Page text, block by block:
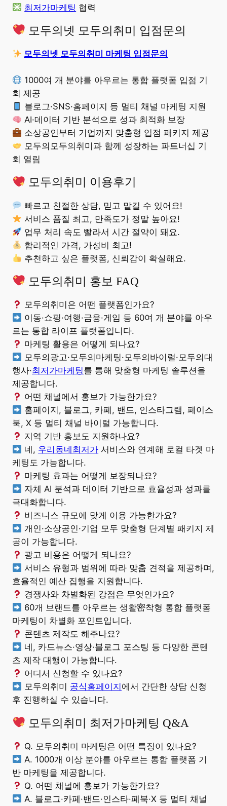
최저가마케팅 협력
모두의넷 모두의취미 입점문의
모두의넷 모두의취미 마케팅 입점문의
1000여 개 분야를 아우르는 통합 플랫폼 입점 기
회 제공
블로그·SNS·홈페이지 등 멀티 채널 마케팅 지원
AI·데이터 기반 분석으로 성과 최적화 보장
소상공인부터 기업까지 맞춤형 입점 패키지 제공
모두의모두의취미과 함께 성장하는 파트너십 기
회 열림
모두의취미 이용후기
빠르고 친절한 상담, 믿고 맡길 수 있어요!
서비스 품질 최고, 만족도가 정말 높아요!
업무 처리 속도 빨라서 시간 절약이 돼요.
합리적인 가격, 가성비 최고!
추천하고 싶은 플랫폼, 신뢰감이 확실해요.
모두의취미 홍보 FAQ
모두의취미은 어떤 플랫폼인가요?
이동·쇼핑·여행·금융·게임 등 60여 개 분야를 아우
르는 통합 라이프 플랫폼입니다.
마케팅 활용은 어떻게 되나요?
모두의광고·모두의마케팅·모두의바이럴·모두의대
행사·최저가마케팅를 통해 맞춤형 마케팅 솔루션을
제공합니다.
어떤 채널에서 홍보가 가능한가요?
홈페이지, 블로그, 카페, 밴드, 인스타그램, 페이스
북, X 등 멀티 채널 바이럴 가능합니다.
지역 기반 홍보도 지원하나요?
네, 우리동네최저가 서비스와 연계해 로컬 타겟 마
케팅도 가능합니다.
마케팅 효과는 어떻게 보장되나요?
자체 AI 분석과 데이터 기반으로 효율성과 성과를
극대화합니다.
비즈니스 규모에 맞게 이용 가능한가요?
개인·소상공인·기업 모두 맞춤형 단계별 패키지 제
공이 가능합니다.
광고 비용은 어떻게 되나요?
서비스 유형과 범위에 따라 맞춤 견적을 제공하며,
효율적인 예산 집행을 지원합니다.
경쟁사와 차별화된 강점은 무엇인가요?
60개 브랜드를 아우르는 생활密착형 통합 플랫폼
마케팅이 차별화 포인트입니다.
콘텐츠 제작도 해주나요?
네, 카드뉴스·영상·블로그 포스팅 등 다양한 콘텐
츠 제작 대행이 가능합니다.
어디서 신청할 수 있나요?
모두의취미 공식홈페이지 에서 간단한 상담 신청
후 진행하실 수 있습니다.
모두의취미 최저가마케팅 Q&A
Q. 모두의취미 마케팅은 어떤 특징이 있나요?
A. 1000개 이상 분야를 아우르는 통합 플랫폼 기
반 마케팅을 제공합니다.
Q. 어떤 채널에 홍보가 가능한가요?
A. 블로그·카페·밴드·인스타·페북·X 등 멀티 채널